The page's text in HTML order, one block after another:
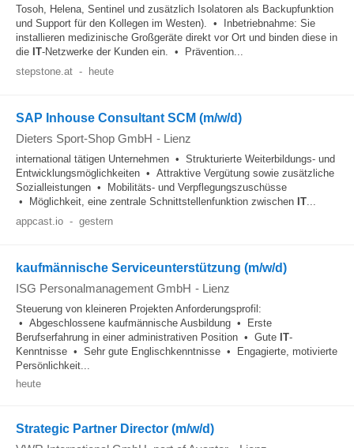
Tosoh, Helena, Sentinel und zusätzlich Isolatoren als Backupfunktion
und Support für den Kollegen im Westen). • Inbetriebnahme: Sie
installieren medizinische Großgeräte direkt vor Ort und binden diese in
die IT-Netzwerke der Kunden ein. • Prävention...
stepstone.at - heute
SAP Inhouse Consultant SCM (m/w/d)
Dieters Sport-Shop GmbH - Lienz
international tätigen Unternehmen • Strukturierte Weiterbildungs- und
Entwicklungsmöglichkeiten • Attraktive Vergütung sowie zusätzliche
Sozialleistungen • Mobilitäts- und Verpflegungszuschüsse
• Möglichkeit, eine zentrale Schnittstellenfunktion zwischen IT...
appcast.io - gestern
kaufmännische Serviceunterstützung (m/w/d)
ISG Personalmanagement GmbH - Lienz
Steuerung von kleineren Projekten Anforderungsprofil:
• Abgeschlossene kaufmännische Ausbildung • Erste
Berufserfahrung in einer administrativen Position • Gute IT-
Kenntnisse • Sehr gute Englischkenntnisse • Engagierte, motivierte
Persönlichkeit...
heute
Strategic Partner Director (m/w/d)